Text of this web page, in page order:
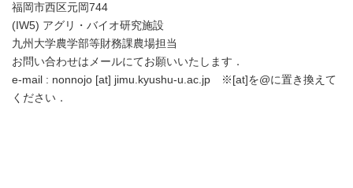
福岡市西区元岡744
(IW5) アグリ・バイオ研究施設
九州大学農学部等財務課農場担当
お問い合わせはメールにてお願いいたします．
e-mail : nonnojo [at] jimu.kyushu-u.ac.jp ※[at]を@に置き換えて
ください．